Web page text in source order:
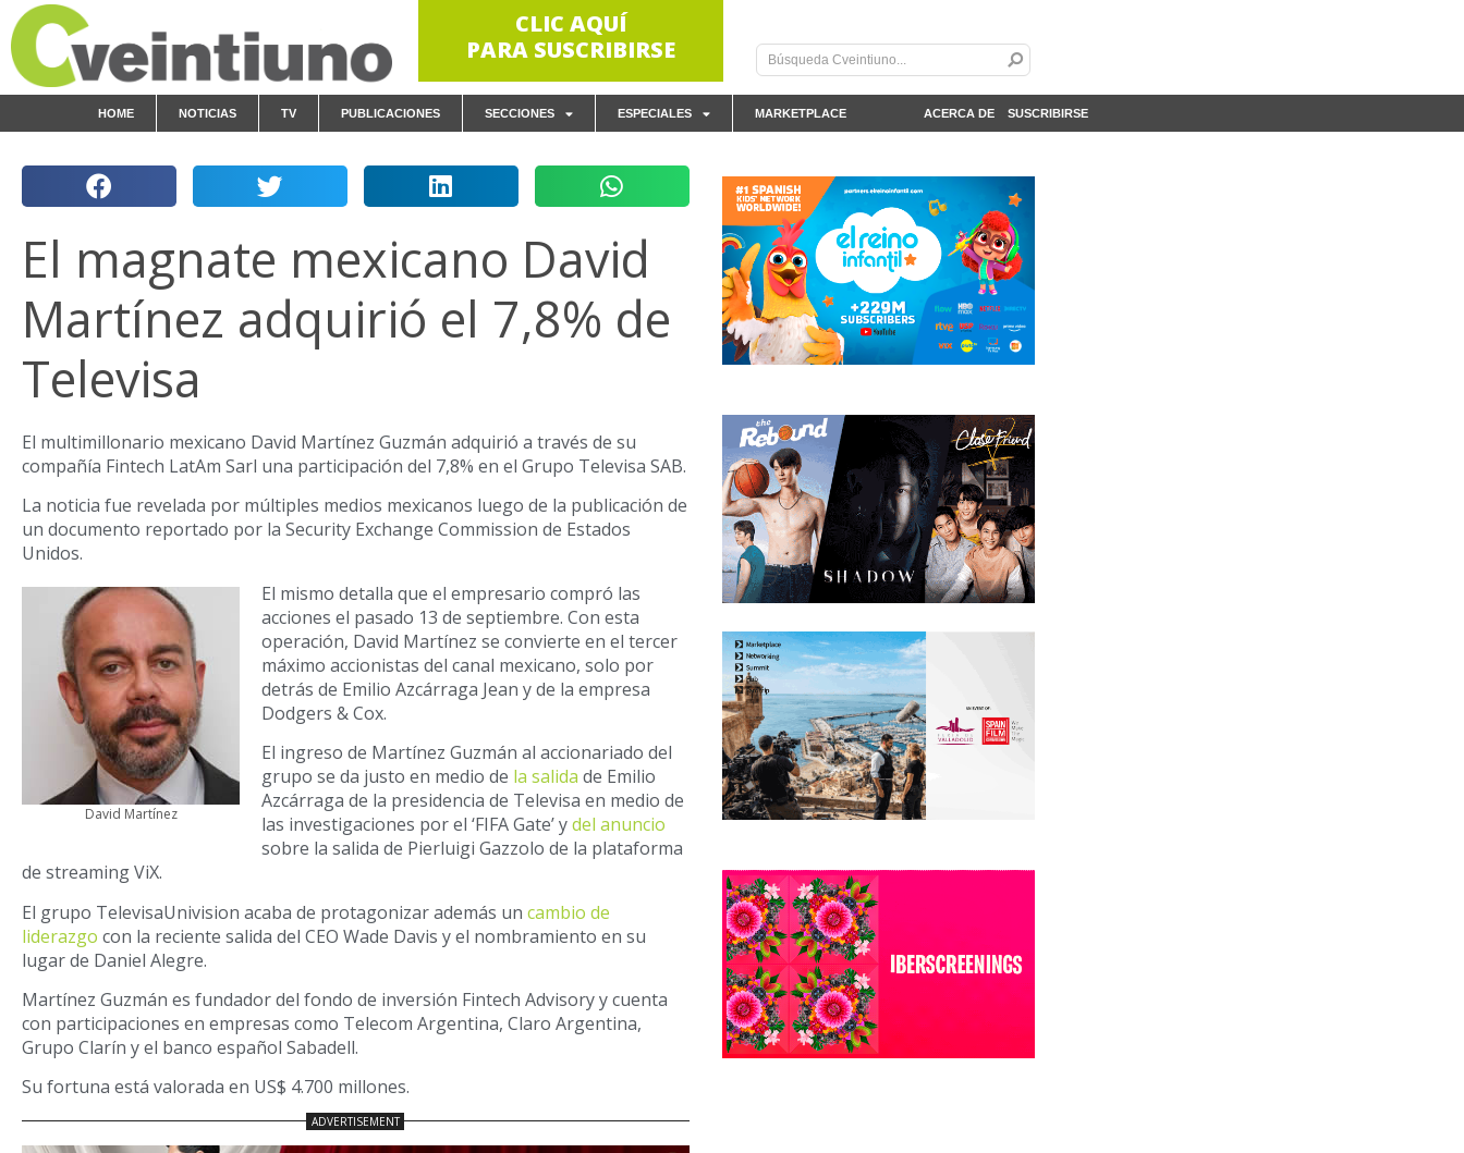
CLIC AQUÍ
PARA SUSCRIBIRSE
ACERCA DE
HOME NOTICIAS TV PUBLICACIONES SECCIONES ESPECIALES MARKETPLACE SUSCRIBIRSE
El magnate mexicano David
Martínez adquirió el 7,8% de
Televisa
El multimillonario mexicano David Martínez Guzmán adquirió a través de su
compañía Fintech LatAm Sarl una participación del 7,8% en el Grupo Televisa SAB.
La noticia fue revelada por múltiples medios mexicanos luego de la publicación de
un documento reportado por la Security Exchange Commission de Estados
Unidos.
David Martínez
El mismo detalla que el empresario compró las
acciones el pasado 13 de septiembre. Con esta
operación, David Martínez se convierte en el tercer
máximo accionistas del canal mexicano, solo por
detrás de Emilio Azcárraga Jean y de la empresa
Dodgers & Cox.
El ingreso de Martínez Guzmán al accionariado del
grupo se da justo en medio de la salida de Emilio
Azcárraga de la presidencia de Televisa en medio de
las investigaciones por el ‘FIFA Gate’ ydel anuncio
sobre la salida de Pierluigi Gazzolo de la plataforma
de streaming ViX.
El grupo TelevisaUnivision acaba de protagonizar además un cambio de
liderazgo con la reciente salida del CEO Wade Davis y el nombramiento en su
lugar de Daniel Alegre.
Martínez Guzmán es fundador del fondo de inversión Fintech Advisory y cuenta
con participaciones en empresas como Telecom Argentina, Claro Argentina,
Grupo Clarín y el banco español Sabadell.
Su fortuna está valorada en US$ 4.700 millones.